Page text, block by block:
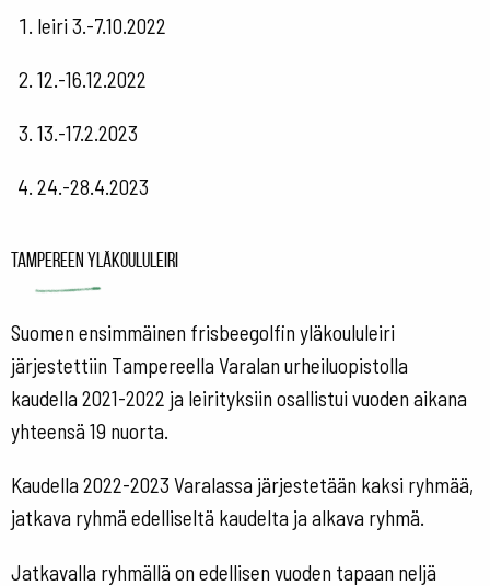
leiri 3.-7.10.2022
12.-16.12.2022
13.-17.2.2023
24.-28.4.2023
Tampereen yläkoululeiri
Suomen ensimmäinen frisbeegolfin yläkoululeiri
järjestettiin Tampereella Varalan urheiluopistolla
kaudella 2021-2022 ja leirityksiin osallistui vuoden aikana
yhteensä 19 nuorta.
Kaudella 2022-2023 Varalassa järjestetään kaksi ryhmää,
jatkava ryhmä edelliseltä kaudelta ja alkava ryhmä.
Jatkavalla ryhmällä on edellisen vuoden tapaan neljä